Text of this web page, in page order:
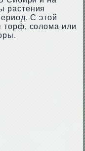
растения
С этой
торф, солома или